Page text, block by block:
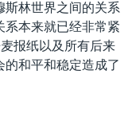
斯林世界之间的关系
系本来就已经非常紧
报纸以及所有后来
和平和稳定造成了